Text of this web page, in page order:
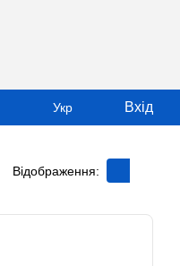
Укр Вхід
Відображення: